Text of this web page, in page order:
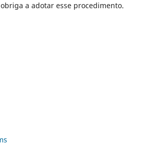
a adotar esse procedimento.